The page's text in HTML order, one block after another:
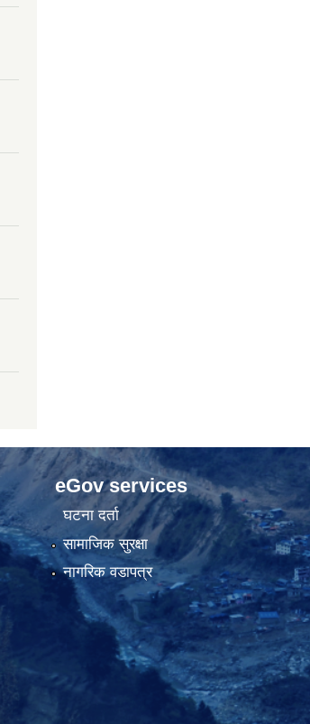
eGov services
घटना दर्ता
सामाजिक सुरक्षा
नागरिक वडापत्र